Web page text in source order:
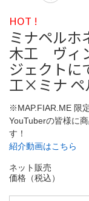
HOT !
ミナペル
木工 ヴィ
ジェクトに
工×ミナ ペ
※MAP.FIAR.ME 限
YouTuberの皆様に
す！
紹介動画はこちら
ネット販売
価格（税込）